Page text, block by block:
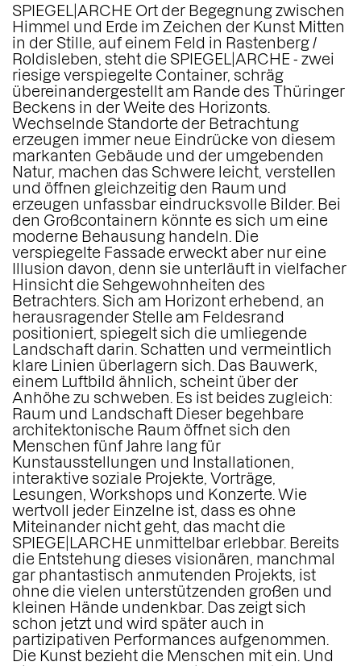
SPIEGEL|ARCHE Ort der Begegnung zwischen
Himmel und Erde im Zeichen der Kunst Mitten
in der Stille, auf einem Feld in Rastenberg /
Roldisleben, steht die SPIEGEL|ARCHE - zwei
riesige verspiegelte Container, schräg
übereinandergestellt am Rande des Thüringer
Beckens in der Weite des Horizonts.
Wechselnde Standorte der Betrachtung
erzeugen immer neue Eindrücke von diesem
markanten Gebäude und der umgebenden
Natur, machen das Schwere leicht, verstellen
und öffnen gleichzeitig den Raum und
erzeugen unfassbar eindrucksvolle Bilder. Bei
den Großcontainern könnte es sich um eine
moderne Behausung handeln. Die
verspiegelte Fassade erweckt aber nur eine
Illusion davon, denn sie unterläuft in vielfacher
Hinsicht die Sehgewohnheiten des
Betrachters. Sich am Horizont erhebend, an
herausragender Stelle am Feldesrand
positioniert, spiegelt sich die umliegende
Landschaft darin. Schatten und vermeintlich
klare Linien überlagern sich. Das Bauwerk,
einem Luftbild ähnlich, scheint über der
Anhöhe zu schweben. Es ist beides zugleich:
Raum und Landschaft Dieser begehbare
architektonische Raum öffnet sich den
Menschen fünf Jahre lang für
Kunstausstellungen und Installationen,
interaktive soziale Projekte, Vorträge,
Lesungen, Workshops und Konzerte. Wie
wertvoll jeder Einzelne ist, dass es ohne
Miteinander nicht geht, das macht die
SPIEGE|LARCHE unmittelbar erlebbar. Bereits
die Entstehung dieses visionären, manchmal
gar phantastisch anmutenden Projekts, ist
ohne die vielen unterstützenden großen und
kleinen Hände undenkbar. Das zeigt sich
schon jetzt und wird später auch in
partizipativen Performances aufgenommen.
Die Kunst bezieht die Menschen mit ein. Und